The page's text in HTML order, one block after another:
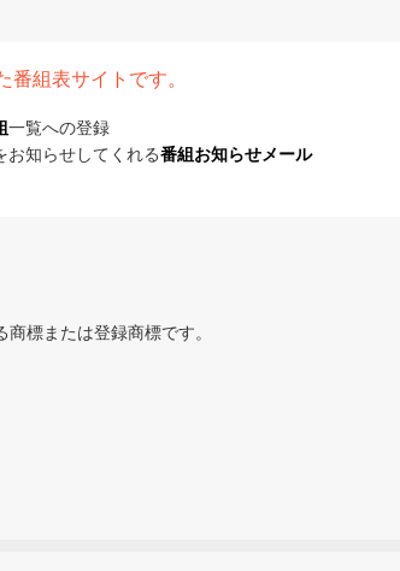
組表サイトです。
一覧への登録
お知らせしてくれる番組お知らせメール
標または登録商標です。